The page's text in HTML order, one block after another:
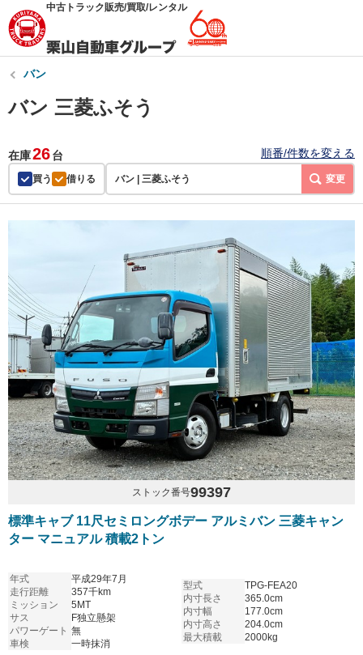
中古トラック販売/買取/レンタル
バン
バン 三菱ふそう
在庫26台 順番/件数を変える
買う 借りる バン | 三菱ふそう 変更
ストック番号99397
標準キャブ 11尺セミロングボデー アルミバン 三菱キャン
ター マニュアル 積載2トン
年式
平成29年7月
走行距離
357千km
ミッション
5MT
サス
F独立懸架
パワーゲート 無
車検
一時抹消
型式
TPG-FEA20
内寸長さ
365.0cm
内寸幅
177.0cm
内寸高さ
204.0cm
最大積載
2000kg